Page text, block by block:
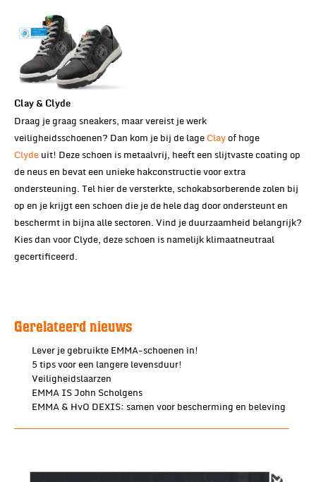
Clay & Clyde
Draag je graag sneakers, maar vereist je werk
veiligheidsschoenen? Dan kom je bij de lage Clay of hoge
Clyde uit! Deze schoen is metaalvrij, heeft een slijtvaste coating op
de neus en bevat een unieke hakconstructie voor extra
ondersteuning. Tel hier de versterkte, schokabsorberende zolen bij
op en je krijgt een schoen die je de hele dag door ondersteunt en
beschermt in bijna alle sectoren. Vind je duurzaamheid belangrijk?
Kies dan voor Clyde, deze schoen is namelijk klimaatneutraal
gecertificeerd.
Gerelateerd nieuws
Lever je gebruikte EMMA-schoenen in!
5 tips voor een langere levensduur!
Veiligheidslaarzen
EMMA IS John Scholgens
EMMA & HvO DEXIS: samen voor bescherming en beleving